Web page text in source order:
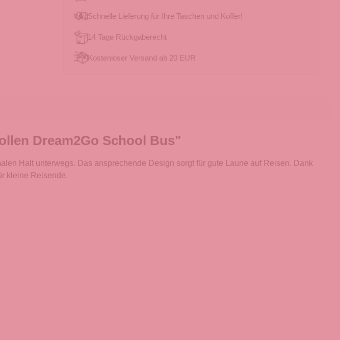
Schnelle Lieferung für Ihre Taschen und Koffer!
14 Tage Rückgaberecht
Kostenloser Versand ab 20 EUR
Dream2Go School Bus"
Halt unterwegs. Das ansprechende Design sorgt für gute Laune auf Reisen. Dank
kleine Reisende.